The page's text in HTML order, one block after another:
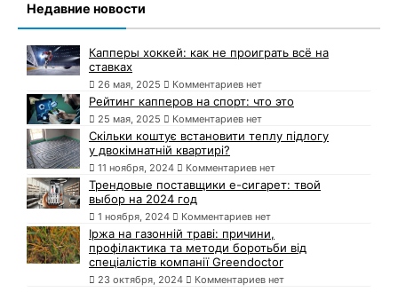
Недавние новости
Капперы хоккей: как не проиграть всё на
ставках
26 мая, 2025 Комментариев нет
Рейтинг капперов на спорт: что это
25 мая, 2025 Комментариев нет
Скільки коштує встановити теплу підлогу
у двокімнатній квартирі?
11 ноября, 2024 Комментариев нет
Трендовые поставщики e-сигарет: твой
выбор на 2024 год
1 ноября, 2024 Комментариев нет
Іржа на газонній траві: причини,
профілактика та методи боротьби від
спеціалістів компанії Greendoctor
23 октября, 2024 Комментариев нет